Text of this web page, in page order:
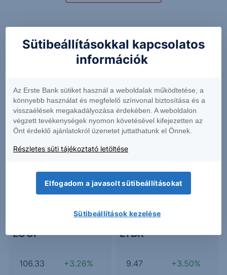
Kapcsolódó termékek
AKBA
0.91 -4.66%
BTDR
10.88 +3.42%
19.58 -0.71%
LOGI
106.33 +3.26%
LTBR
9.47 +3.50%
Sütibeállításokkal kapcsolatos
információk
Az Erste Bank sütiket használ a weboldalak működtetése, a
könnyebb használat és megfelelő színvonal biztosítása és a
visszaélések megakadályozása érdekében. A weboldalon
végzett tevékenységek nyomon követésével kifejezetten az
Önt érdeklő ajánlatokról üzenetet juttathatunk el Önnek.
Részletes süti tájékoztató letöltése
Elfogadom a javasolt sütibeállításokat
Sütibeállítások kezelése